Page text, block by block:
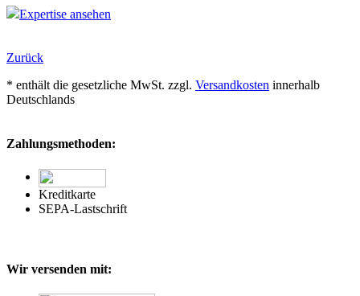
Expertise ansehen
Zurück
* enthält die gesetzliche MwSt. zzgl. Versandkosten innerhalb
Deutschlands
Zahlungsmethoden:
Kreditkarte
SEPA-Lastschrift
Wir versenden mit: